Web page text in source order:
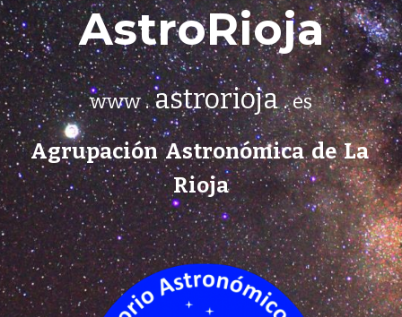
AstroRioja
www.astrorioja.es
Agrupación Astronómica de La
Rioja